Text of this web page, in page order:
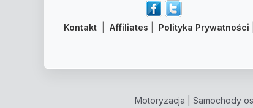
Kontakt Affiliates Polityka Prywatności
Motoryzacja Samochody